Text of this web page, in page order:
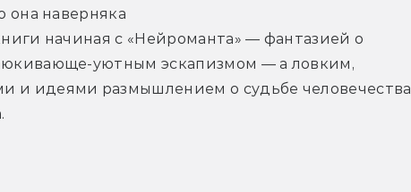
она наверняка
начиная с «Нейроманта» — фантазией о
уютным эскапизмом — а ловким,
и идеями размышлением о судьбе человечества